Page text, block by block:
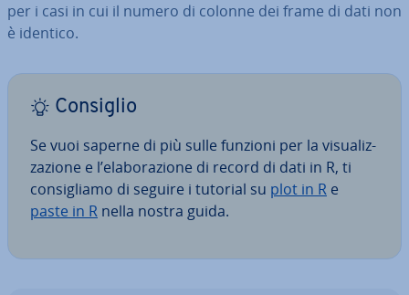
per i casi in cui il numero di colonne dei frame di dati non
è identico.
Consiglio
Se vuoi saperne di più sulle funzioni per la vi­sua­liz­
za­zio­ne e l’ela­bo­ra­zio­ne di record di dati in R, ti
con­si­glia­mo di seguire i tutorial su plot in R e
paste in R nella nostra guida.